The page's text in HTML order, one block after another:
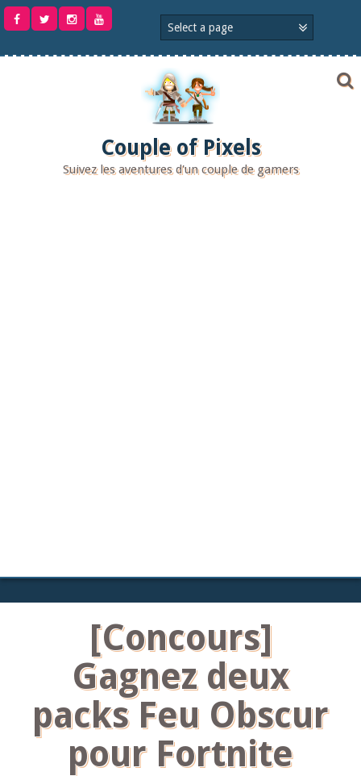
Aller
Couple of Pixels
Suivez les aventures d'un couple de gamers
[Concours]
Gagnez deux
packs Feu Obscur
pour Fortnite